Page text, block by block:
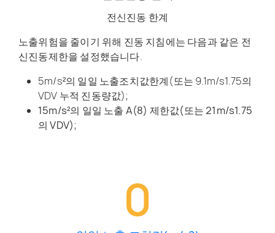
전신진동 한계
노출위험을 줄이기 위해 진동 지침에는 다음과 같은 전
신진동제한을 설정했습니다.
5m/s²의 일일 노출조치값한계(또는 9.1m/s1.75의
VDV 누적 진동량값);
15m/s²의 일일 노출 A(8) 제한값(또는 21m/s1.75
의 VDV);
0